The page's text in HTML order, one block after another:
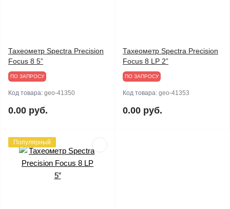
Тахеометр Spectra Precision
Focus 8 5”
ПО ЗАПРОСУ
Код товара: geo-41350
0.00 руб.
Тахеометр Spectra Precision
Focus 8 LP 2”
ПО ЗАПРОСУ
Код товара: geo-41353
0.00 руб.
Популярный